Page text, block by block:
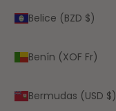
Belice (BZD $)
Benín (XOF Fr)
Bermudas (USD $)